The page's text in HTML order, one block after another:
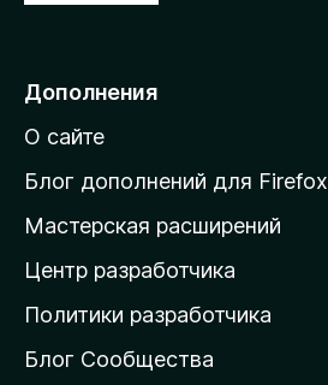
е
й
т
и
а
д
о
а
Дополнения
О сайте
Блог дополнений для Firefox
Мастерская расширений
Центр разработчика
Политики разработчика
Блог Сообщества